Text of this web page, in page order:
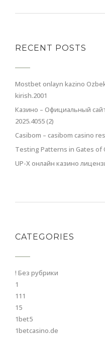
RECENT POSTS
Mostbet onlayn kazino
kirish.2001
Казино – Официальный
2025.4055 (2)
Casibom – casibom casino
Testing Patterns in Gates of
UP-X онлайн казино
CATEGORIES
! Без рубрики
1
111
15
1bet5
1betcasino.de